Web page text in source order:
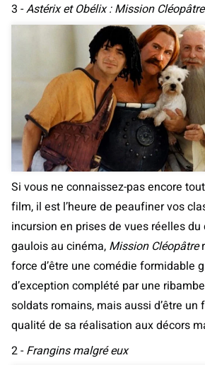
3 -Astérix et Obélix : Mission Cléopâtre
Si vous ne connaissez-pas encore
film, il est l’heure de peaufiner vos
incursion en prises de vues réelles
gaulois au cinéma, Mission Cléopâtre
force d’être une comédie formidable
d’exception complété par une
soldats romains, mais aussi d’être
qualité de sa réalisation aux décors
2 - Frangins malgré eux